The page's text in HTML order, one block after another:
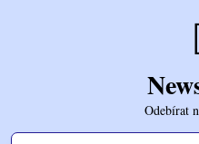
Odebírat